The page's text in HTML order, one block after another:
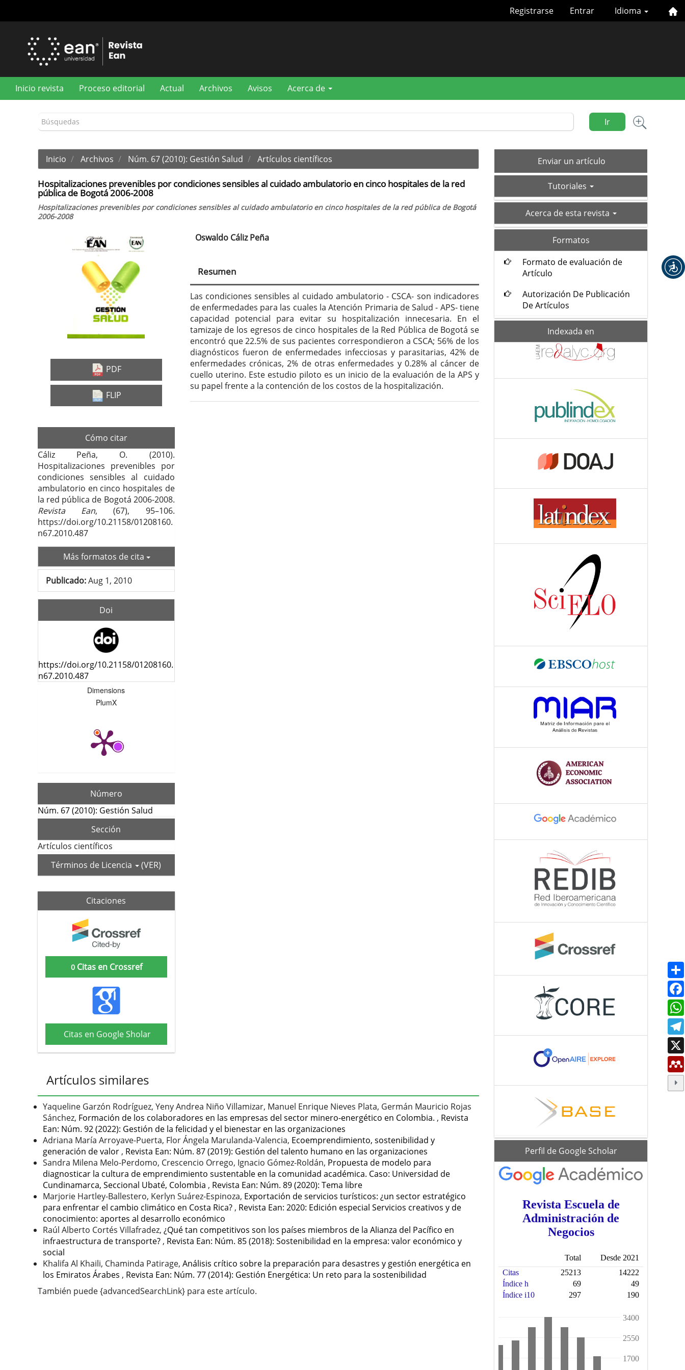
principal
Idioma
Registrarse Entrar
Inicio revista Proceso editorial Actual Archivos Avisos Acerca de
Ir
Inicio Archivos Núm. 67 (2010): Gestión Salud Artículos científicos
Hospitalizaciones prevenibles por condiciones sensibles al cuidado ambulatorio en cinco hospitales de la red
pública de Bogotá 2006-2008
Hospitalizaciones prevenibles por condiciones sensibles al cuidado ambulatorio en cinco hospitales de la red pública de Bogotá
2006-2008
Barra
lateral
artículo
PDF
FLIP
Cómo citar
Cáliz Peña, O. (2010).
Hospitalizaciones prevenibles por
condiciones sensibles al cuidado
ambulatorio en cinco hospitales de
la red pública de Bogotá 2006-2008.
Revista Ean, (67), 95–106.
https://doi.org/10.21158/01208160.
n67.2010.487
Más formatos de cita
Publicado:Aug 1, 2010
Doi
https://doi.org/10.21158/01208160.
n67.2010.487
Dimensions
PlumX
Número
Núm. 67 (2010): Gestión Salud
Sección
Artículos científicos
Términos de Licencia
(VER)
Citaciones
0Citas en Crossref
Citas en Google Sholar
Contenido
principal
del
artículo
Oswaldo Cáliz Peña
Resumen
Las condiciones sensibles al cuidado ambulatorio - CSCA- son indicadores
de enfermedades para las cuales la Atención Primaria de Salud - APS- tiene
capacidad potencial para evitar su hospitalización innecesaria. En el
tamizaje de los egresos de cinco hospitales de la Red Pública de Bogotá se
encontró que 22.5% de sus pacientes correspondieron a CSCA; 56% de los
diagnósticos fueron de enfermedades infecciosas y parasitarias, 42% de
enfermedades crónicas, 2% de otras enfermedades y 0.28% al cáncer de
cuello uterino. Este estudio piloto es un inicio de la evaluación de la APS y
su papel frente a la contención de los costos de la hospitalización.
Artículos similares
Yaqueline Garzón Rodríguez, Yeny Andrea Niño Villamizar, Manuel Enrique Nieves Plata, Germán Mauricio Rojas
Sánchez, Formación de los colaboradores en las empresas del sector minero-energético en Colombia. , Revista
Ean: Núm. 92 (2022): Gestión de la felicidad y el bienestar en las organizaciones
Adriana María Arroyave-Puerta, Flor Ángela Marulanda-Valencia, Ecoemprendimiento, sostenibilidad y
generación de valor , Revista Ean: Núm. 87 (2019): Gestión del talento humano en las organizaciones
Sandra Milena Melo-Perdomo, Crescencio Orrego, Ignacio Gómez-Roldán, Propuesta de modelo para
diagnosticar la cultura de emprendimiento sustentable en la comunidad académica. Caso: Universidad de
Cundinamarca, Seccional Ubaté, Colombia , Revista Ean: Núm. 89 (2020): Tema libre
Marjorie Hartley-Ballestero, Kerlyn Suárez-Espinoza, Exportación de servicios turísticos: ¿un sector estratégico
para enfrentar el cambio climático en Costa Rica? , Revista Ean: 2020: Edición especial Servicios creativos y de
conocimiento: aportes al desarrollo económico
Raúl Alberto Cortés Villafradez, ¿Qué tan competitivos son los países miembros de la Alianza del Pacífico en
infraestructura de transporte? , Revista Ean: Núm. 85 (2018): Sostenibilidad en la empresa: valor económico y
social
Khalifa Al Khaili, Chaminda Patirage, Análisis crítico sobre la preparación para desastres y gestión energética en
los Emiratos Árabes , Revista Ean: Núm. 77 (2014): Gestión Energética: Un reto para la sostenibilidad
También puede {advancedSearchLink} para este artículo.
Enviar
un
Enviar un artículo
Tutoriales
acerca-Acerca de esta revista
Formatos
Formato de evaluación de
Artículo
Autorización De Publicación
De Artículos
Indexada en
scholarPerfil de Google Scholar